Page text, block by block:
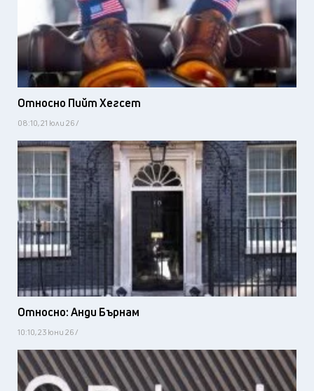
Относно Пийт Хегсет
08:10, 21 юли 26 /
Относно: Анди Бърнам
10:10, 23 юни 26 /